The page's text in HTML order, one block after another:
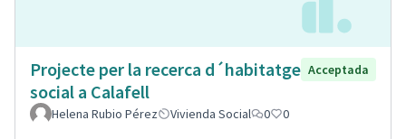
Projecte per la recerca d´habitatge
social a Calafell
Acceptada
Helena Rubio Pérez Vivienda Social 0 0